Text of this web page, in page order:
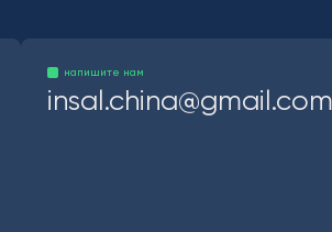
напишите нам
insal.china@gmail.com